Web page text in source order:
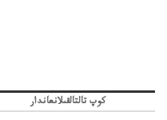
كوپ تالتالقىلانعاندار